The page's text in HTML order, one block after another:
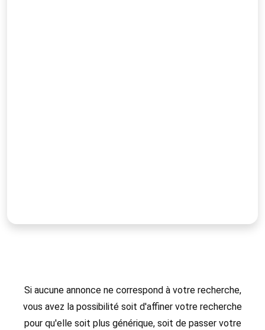
Si aucune annonce ne correspond à votre recherche,
vous avez la possibilité soit d'affiner votre recherche
pour qu'elle soit plus générique, soit de passer votre